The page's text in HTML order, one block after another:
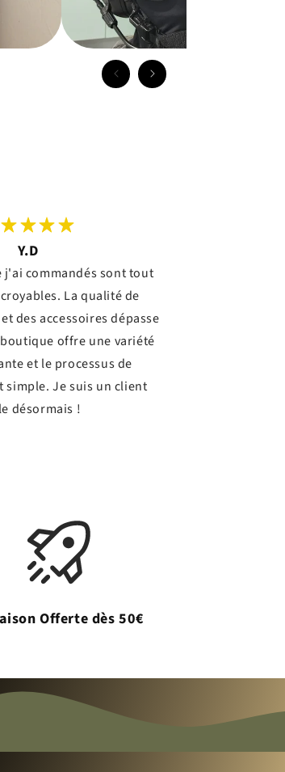
Y.D
j'ai commandés sont tout
La qualité de
des accessoires dépasse
offre une variété
et le processus de
simple. Je suis un client
désormais !
Offerte dès 50€